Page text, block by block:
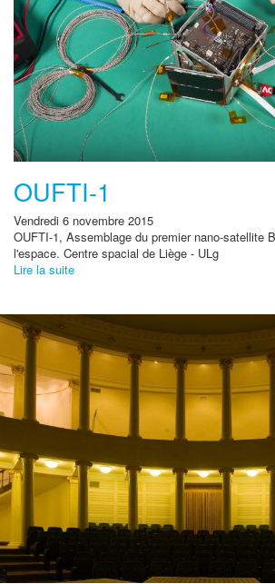
OUFTI-1
Vendredi 6 novembre 2015
OUFTI-1, Assemblage du premier nano-satellite
l'espace. Centre spacial de Liège - ULg
Lire la suite